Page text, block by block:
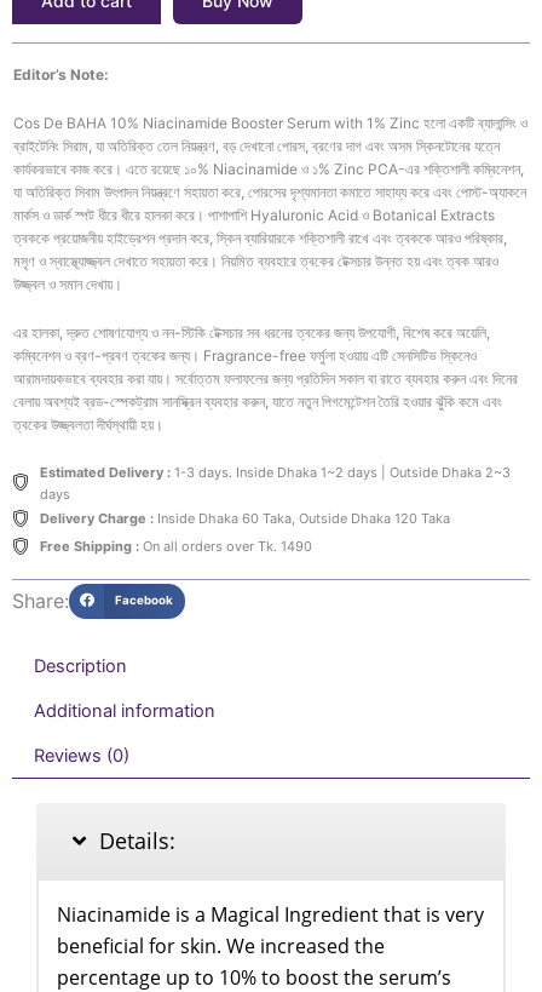
Zinc
Editor’s Note:
Cos De BAHA 10% Niacinamide Booster Serum with 1% Zinc হলো একটি ব্যালান্সিং ও
ব্রাইটেনিং সিরাম, যা অতিরিক্ত তেল নিয়ন্ত্রণ, বড় দেখানো পোরস, ব্রণের দাগ এবং অসম স্কিনটোনের যত্নে
কার্যকরভাবে কাজ করে। এতে রয়েছে ১০% Niacinamide ও ১% Zinc PCA-এর শক্তিশালী কম্বিনেশন,
যা অতিরিক্ত সিবাম উৎপাদন নিয়ন্ত্রণে সহায়তা করে, পোরসের দৃশ্যমানতা কমাতে সাহায্য করে এবং পোস্ট-অ্যাকনে
মার্কস ও ডার্ক স্পট ধীরে ধীরে হালকা করে। পাশাপাশি Hyaluronic Acid ও Botanical Extracts
ত্বককে প্রয়োজনীয় হাইড্রেশন প্রদান করে, স্কিন ব্যারিয়ারকে শক্তিশালী রাখে এবং ত্বককে আরও পরিষ্কার,
মসৃণ ও স্বাস্থ্যোজ্জ্বল দেখাতে সহায়তা করে। নিয়মিত ব্যবহারে ত্বকের টেক্সচার উন্নত হয় এবং ত্বক আরও
উজ্জ্বল ও সমান দেখায়।
এর হালকা, দ্রুত শোষণযোগ্য ও নন-স্টিকি টেক্সচার সব ধরনের ত্বকের জন্য উপযোগী, বিশেষ করে অয়েলি,
কম্বিনেশন ও ব্রণ-প্রবণ ত্বকের জন্য। Fragrance-free ফর্মুলা হওয়ায় এটি সেনসিটিভ স্কিনেও
আরামদায়কভাবে ব্যবহার করা যায়। সর্বোত্তম ফলাফলের জন্য প্রতিদিন সকাল বা রাতে ব্যবহার করুন এবং দিনের
বেলায় অবশ্যই ব্রড-স্পেকট্রাম সানস্ক্রিন ব্যবহার করুন, যাতে নতুন পিগমেন্টেশন তৈরি হওয়ার ঝুঁকি কমে এবং
ত্বকের উজ্জ্বলতা দীর্ঘস্থায়ী হয়।
Estimated Delivery :1-3 days. Inside Dhaka 1~2 days | Outside Dhaka 2~3
days
Delivery Charge :Inside Dhaka 60 Taka, Outside Dhaka 120 Taka
Free Shipping :On all orders over Tk. 1490
Share: Facebook
Description
Additional information
Reviews (0)
Details:
Niacinamide is a Magical Ingredient that is very
beneficial for skin. We increased the
percentage up to 10% to boost the serum’s